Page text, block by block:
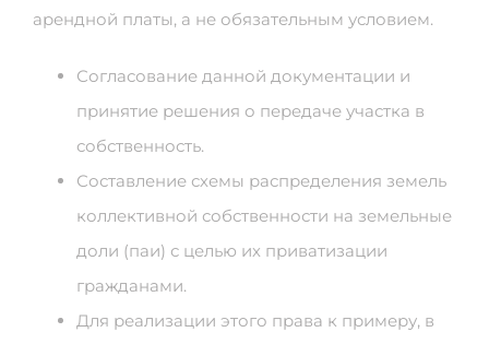
арендной платы, а не обязательным условием.
Согласование данной документации и
принятие решения о передаче участка в
собственность.
Составление схемы распределения земель
коллективной собственности на земельные
доли (паи) с целью их приватизации
гражданами.
Для реализации этого права к примеру, в